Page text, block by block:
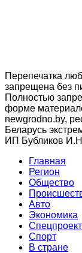
Перепечатка
запрещена без
Полностью
форме
newgrodno.by,
Беларусь
ИП Бубликов
Главная
Регион
Общество
Авто
Экономика
Cпорт
В стране